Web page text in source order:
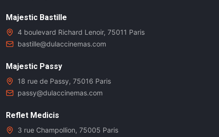
Majestic Bastille
4 boulevard Richard Lenoir, 75011 Paris
bastille@dulaccinemas.com
Majestic Passy
18 rue de Passy, 75016 Paris
passy@dulaccinemas.com
Reflet Medicis
3 rue Champollion, 75005 Paris